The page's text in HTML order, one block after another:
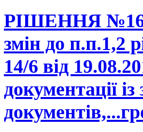
РІШЕННЯ №16/
змін до п.п.1,2
14/6 від
документації